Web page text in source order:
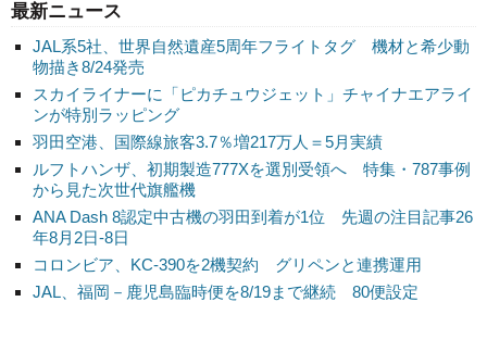
最新ニュース
JAL系5社、世界自然遺産5周年フライトタグ 機材と希少動
物描き8/24発売
スカイライナーに「ピカチュウジェット」チャイナエアライ
ンが特別ラッピング
羽田空港、国際線旅客3.7％増217万人＝5月実績
ルフトハンザ、初期製造777Xを選別受領へ 特集・787事例
から見た次世代旗艦機
ANA Dash 8認定中古機の羽田到着が1位 先週の注目記事26
年8月2日-8日
コロンビア、KC-390を2機契約 グリペンと連携運用
JAL、福岡－鹿児島臨時便を8/19まで継続 80便設定